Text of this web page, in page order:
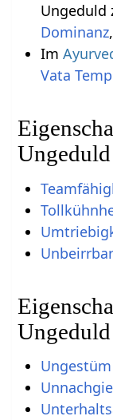
Ungeduld
Dominanz,
Im
Vata
Ungeduld
Ungeduld
Ungestüm